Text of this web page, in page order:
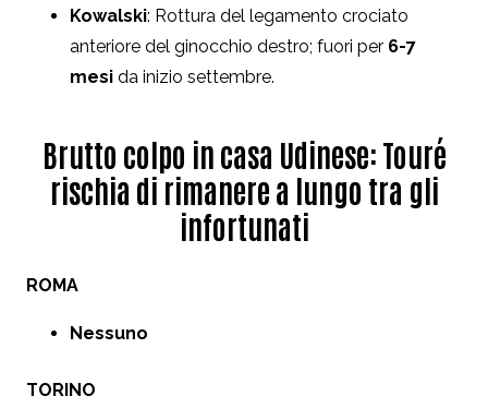
Kowalski: Rottura del legamento crociato
anteriore del ginocchio destro; fuori per 6-7
mesi da inizio settembre.
Brutto colpo in casa Udinese: Touré
rischia di rimanere a lungo tra gli
infortunati
ROMA
Nessuno
TORINO